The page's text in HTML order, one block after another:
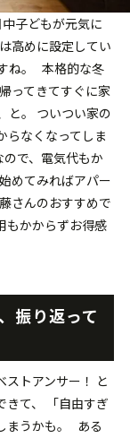
子どもが元気に
高めに設定してい
ね。 本格的な冬
ってきてすぐに家
と。 ついつい家の
らなくなってしま
で、電気代もか
めてみればアパー
さんのおすすめで
もかからずお得感
振り返って
ストアンサー！ と
きて、 「自由すぎ
まうかも。 ある